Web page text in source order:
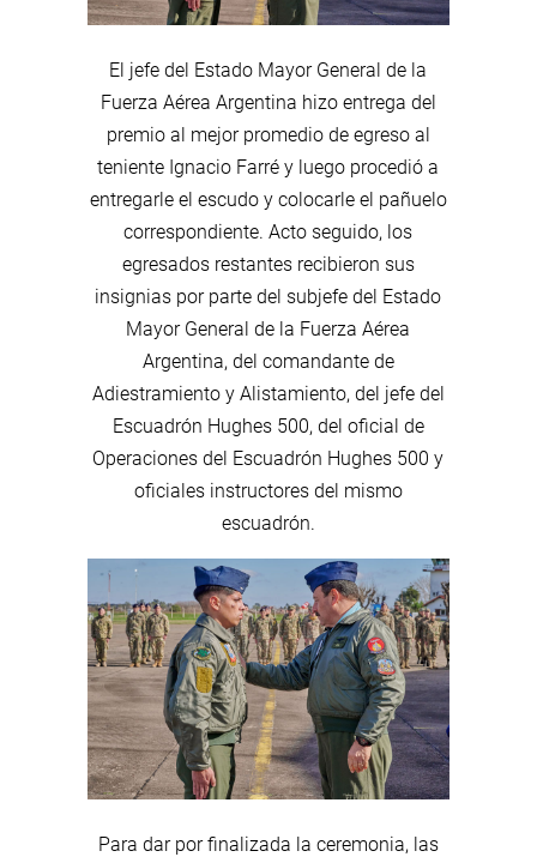
El jefe del Estado Mayor General de la
Fuerza Aérea Argentina hizo entrega del
premio al mejor promedio de egreso al
teniente Ignacio Farré y luego procedió a
entregarle el escudo y colocarle el pañuelo
correspondiente. Acto seguido, los
egresados restantes recibieron sus
insignias por parte del subjefe del Estado
Mayor General de la Fuerza Aérea
Argentina, del comandante de
Adiestramiento y Alistamiento, del jefe del
Escuadrón Hughes 500, del oficial de
Operaciones del Escuadrón Hughes 500 y
oficiales instructores del mismo
escuadrón.
Para dar por finalizada la ceremonia, las